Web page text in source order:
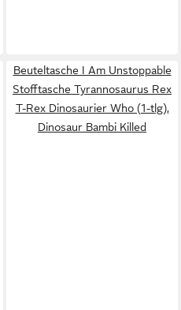
Beuteltasche I Am Unstoppable
Stofftasche Tyrannosaurus Rex
T-Rex Dinosaurier Who (1-tlg),
Dinosaur Bambi Killed